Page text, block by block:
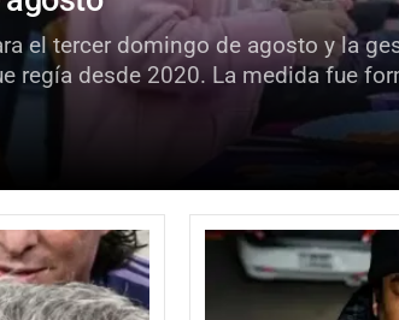
el tercer domingo de agosto y la
regía desde 2020. La medida fue